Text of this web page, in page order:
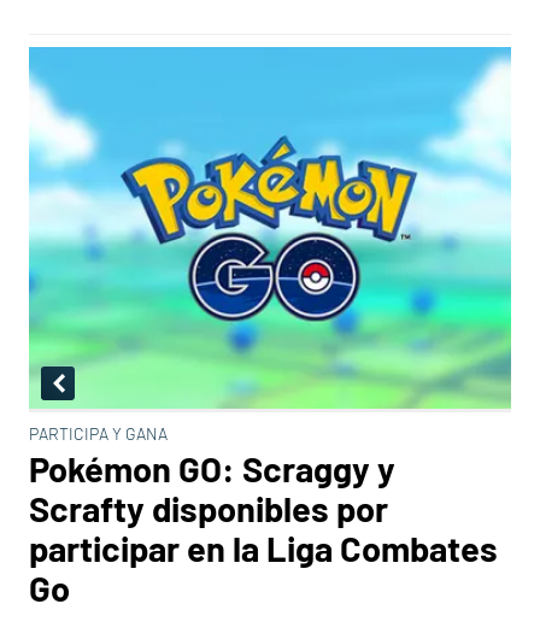
PARTICIPA Y GANA
Pokémon GO: Scraggy y
Scrafty disponibles por
participar en la Liga Combates
Go